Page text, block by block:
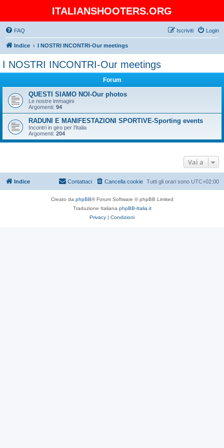
ITALIANSHOOTERS.ORG
FAQ Login
Iscriviti
Indice I NOSTRI INCONTRI-Our meetings
I NOSTRI INCONTRI-Our meetings
Forum
QUESTI SIAMO NOI-Our photos
Le nostre immagini
Argomenti: 94
RADUNI E MANIFESTAZIONI SPORTIVE-Sporting events
Incontri in giro per l'Italia
Argomenti: 204
Vai a
Indice Tutti gli orari sono UTC+02:00
Cancella cookie
Contattaci
Creato da phpBB® Forum Software © phpBB Limited
Traduzione Italiana phpBB-Italia.it
Privacy | Condizioni